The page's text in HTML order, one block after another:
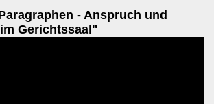
- Anspruch und
Gerichtssaal"